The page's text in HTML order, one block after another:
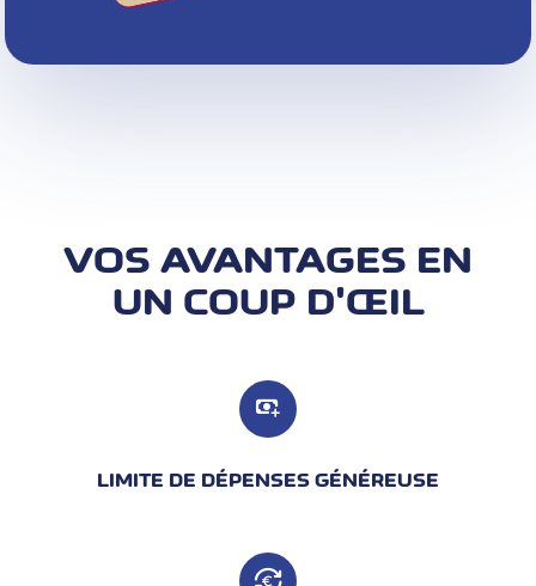
VOS AVANTAGES EN
UN COUP D'ŒIL
LIMITE DE DÉPENSES GÉNÉREUSE